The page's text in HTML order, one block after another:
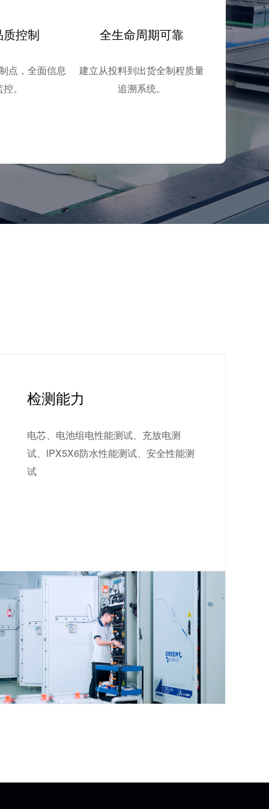
控制
点，全面信息
。
全生命周期可靠
建立从投料到出货全制程质量
追溯系统。
检测能力
电芯、电池组电性能测试、充放电测
试、lPX5X6防水性能测试、安全性能测
试